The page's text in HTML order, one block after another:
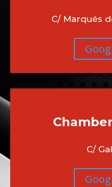
C/ Marqués
C/